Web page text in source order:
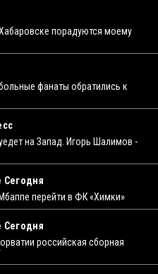
порадуются моему
фанаты обратились к
на Запад. Игорь Шалимов -
Сегодня
перейти в ФК «Химки»
Сегодня
российская сборная